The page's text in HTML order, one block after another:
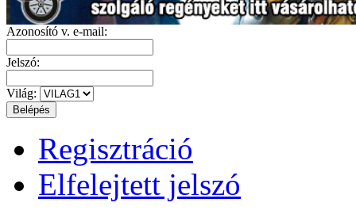
Azonosító v. e-mail:
Jelszó:
Világ:
Regisztráció
Elfelejtett jelszó